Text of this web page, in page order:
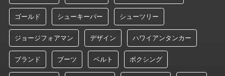
ゴールド シューキーパー シューツリー
ジョージフォアマン デザイン ハワイアンタンカー
ブランド ブーツ ベルト ボクシング